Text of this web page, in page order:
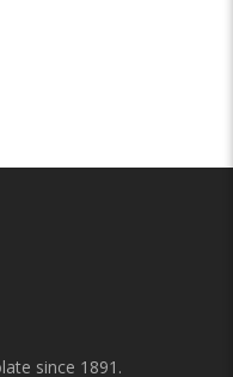
since 1891.